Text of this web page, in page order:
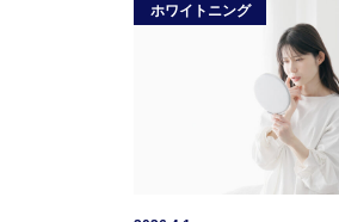
ホワイトニング